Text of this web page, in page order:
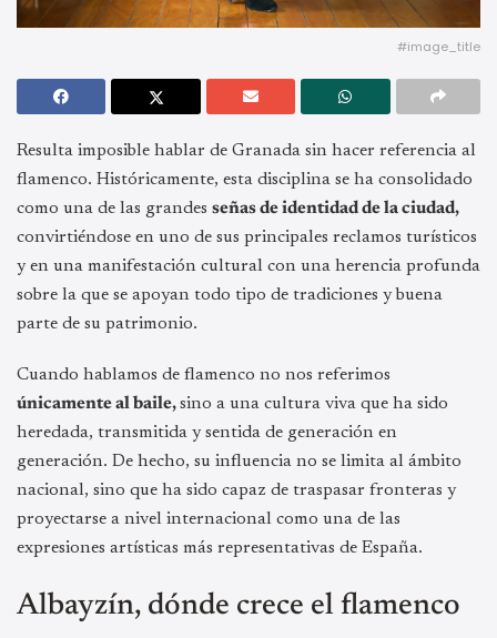
#image_title
Resulta imposible hablar de Granada sin hacer referencia al
flamenco. Históricamente, esta disciplina se ha consolidado
como una de las grandes señas de identidad de la ciudad,
convirtiéndose en uno de sus principales reclamos turísticos
y en una manifestación cultural con una herencia profunda
sobre la que se apoyan todo tipo de tradiciones y buena
parte de su patrimonio.
Cuando hablamos de flamenco no nos referimos
únicamente al baile,sino a una cultura viva que ha sido
heredada, transmitida y sentida de generación en
generación. De hecho, su influencia no se limita al ámbito
nacional, sino que ha sido capaz de traspasar fronteras y
proyectarse a nivel internacional como una de las
expresiones artísticas más representativas de España.
Albayzín, dónde crece el flamenco